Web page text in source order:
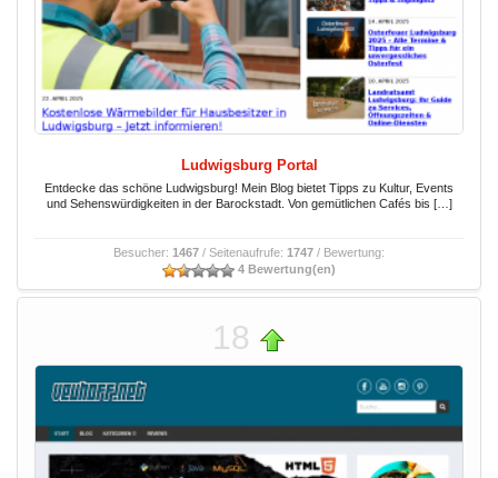
Ludwigsburg Portal
Entdecke das schöne Ludwigsburg! Mein Blog bietet Tipps zu Kultur, Events
und Sehenswürdigkeiten in der Barockstadt. Von gemütlichen Cafés bis […]
Besucher: 1467 / Seitenaufrufe: 1747 / Bewertung:
4 Bewertung(en)
18